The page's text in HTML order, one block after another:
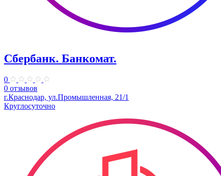
Сбербанк. Банкомат.
0
0 отзывов
г.Краснодар, ул.Промышленная, 21/1
Круглосуточно